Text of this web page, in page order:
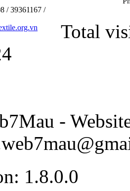
/ 39361167 /
Total
-
1.8.0.0